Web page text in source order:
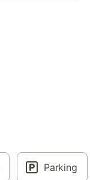
Parking